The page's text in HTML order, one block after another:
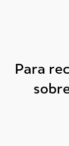
Para